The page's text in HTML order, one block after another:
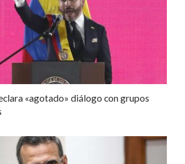
«agotado» diálogo con grupos